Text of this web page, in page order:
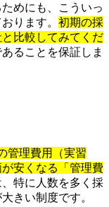
めにも、こういっ
ります。 初期の採
比較してみてくだ
ることを保証しま
管理費用（実習
安くなる「管理費
特に人数を多く採
きい制度です。